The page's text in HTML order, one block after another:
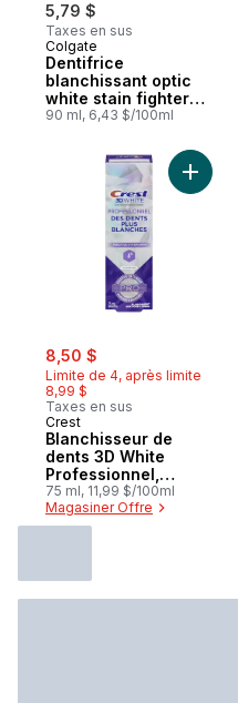
5,79 $
Taxes en sus
Colgate
Dentifrice
blanchissant optic
white stain fighter
au gel paquet de
90 ml, 6,43 $/100ml
sale:
8,50 $
Limite de 4, après limite
8,99 $
Taxes en sus
Crest
Blanchisseur de
dents 3D White
Professionnel,
peroxyde
d'hydrogène à 4 %
75 ml, 11,99 $/100ml
Magasiner Offre